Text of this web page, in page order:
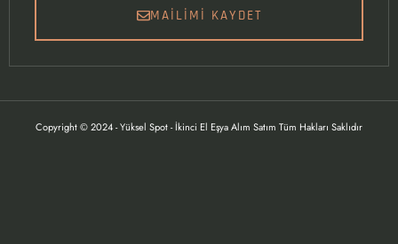
MAILIMI KAYDET
Copyright © 2024 - Yüksel Spot - İkinci El Eşya Alım Satım Tüm Hakları Saklıdır